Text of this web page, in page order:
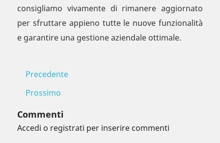
consigliamo vivamente di rimanere aggiornato
per sfruttare appieno tutte le nuove funzionalità
e garantire una gestione aziendale ottimale.
Precedente
Prossimo
Commenti
Accedi o registrati per inserire commenti